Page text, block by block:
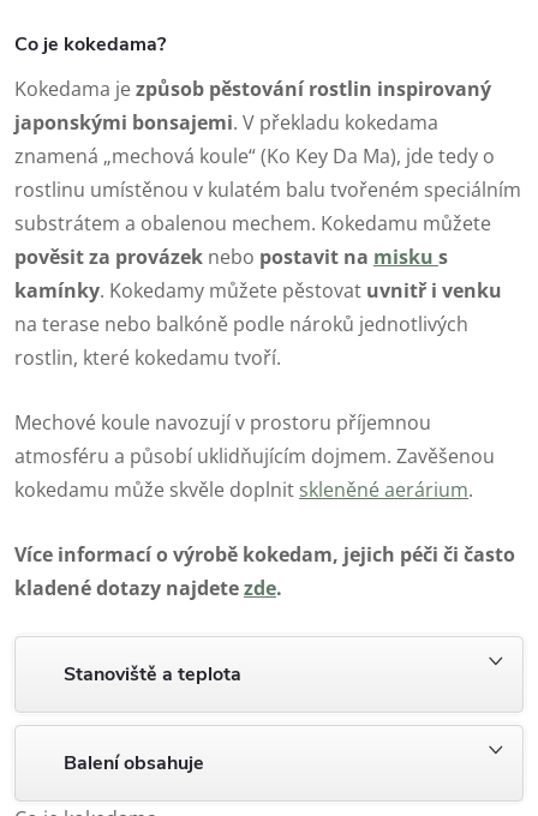
Co je kokedama?
Kokedama jezpůsob pěstování rostlin inspirovaný
japonskými bonsajemi. V překladu kokedama
znamená „mechová koule“ (Ko Key Da Ma), jde tedy o
rostlinu umístěnou v kulatém balu tvořeném speciálním
substrátem a obalenou mechem. Kokedamu můžete
pověsit za provázek nebo postavit na misku s
kamínky. Kokedamy můžete pěstovat uvnitř i venku
na terase nebo balkóně podle nároků jednotlivých
rostlin, které kokedamu tvoří.
Mechové koule navozují v prostoru příjemnou
atmosféru a působí uklidňujícím dojmem. Zavěšenou
kokedamu může skvěle doplnit skleněné aerárium.
Více informací o výrobě kokedam, jejich péči či často
kladené dotazy najdetezde.
Stanoviště a teplota
Balení obsahuje